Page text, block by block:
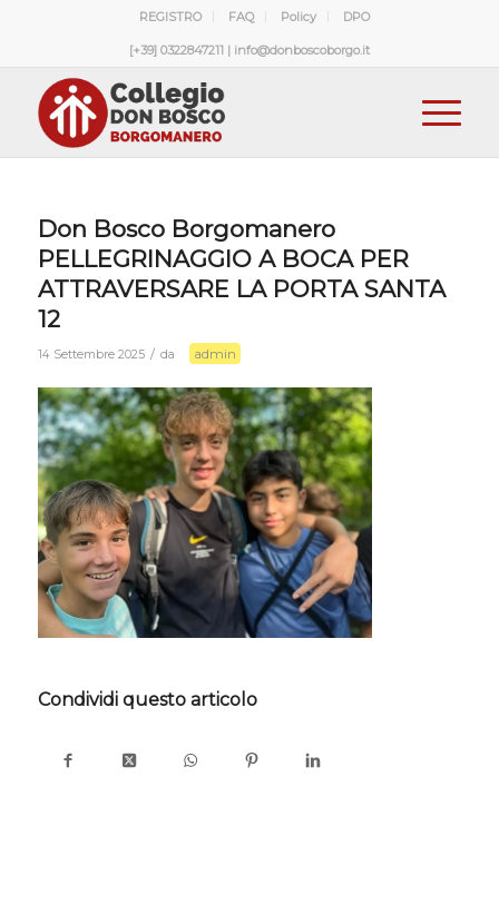
REGISTRO FAQ Policy DPO
[+39] 0322847211 | info@donboscoborgo.it
Don Bosco Borgomanero
PELLEGRINAGGIO A BOCA PER
ATTRAVERSARE LA PORTA SANTA
12
14 Settembre 2025 / da admin
Condividi questo articolo